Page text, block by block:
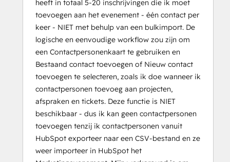
heeft in totaal 5-20 inschrijvingen die ik moet
toevoegen aan het evenement - één contact per
keer - NIET met behulp van een bulkimport. De
logische en eenvoudige workflow zou zijn om
een Contactpersonenkaart te gebruiken en
Bestaand contact toevoegen of Nieuw contact
toevoegen te selecteren, zoals ik doe wanneer ik
contactpersonen toevoeg aan projecten,
afspraken en tickets. Deze functie is NIET
beschikbaar - dus ik kan geen contactpersonen
toevoegen tenzij ik contactpersonen vanuit
HubSpot exporteer naar een CSV-bestand en ze
weer importeer in HubSpot het